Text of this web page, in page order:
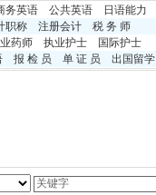
务英语 公共英语
日语能力
职称 注册会计
税 务 师
药师 执业护士
国际护士
报 检 员 单 证 员 出国留学